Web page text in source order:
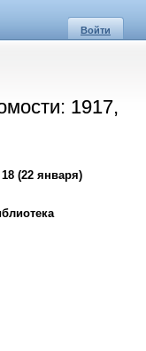
Войти
1917,
(22 января)